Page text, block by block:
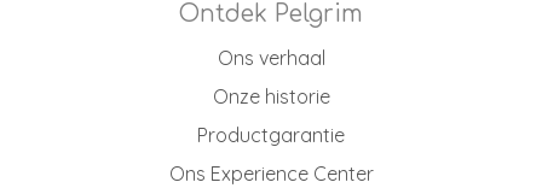
Ontdek Pelgrim
Ons verhaal
Onze historie
Productgarantie
Ons Experience Center